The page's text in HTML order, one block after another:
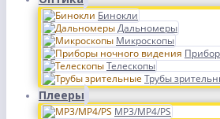
Бинокли
Дальномеры
Микроскопы
Телескопы
Трубы
Плееры
MP3/MP4/PS